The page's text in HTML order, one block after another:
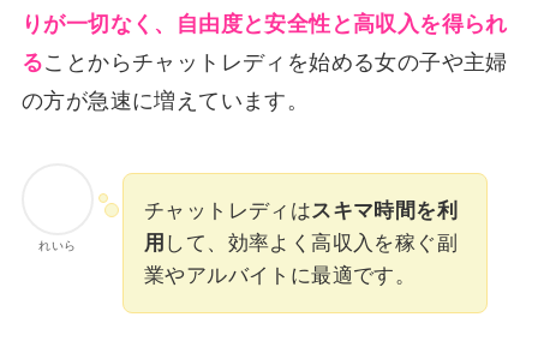
りが一切なく、自由度と安全性と高収入を得られ
ることからチャットレディを始める女の子や主婦
の方が急速に増えています。
れいら
チャットレディはスキマ時間を利
用 して、効率よく高収入を稼ぐ副
業やアルバイトに最適です。